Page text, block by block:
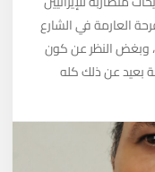
العارمة في الشارع
، وبغض النظر عن كون
بعيد عن ذلك كله